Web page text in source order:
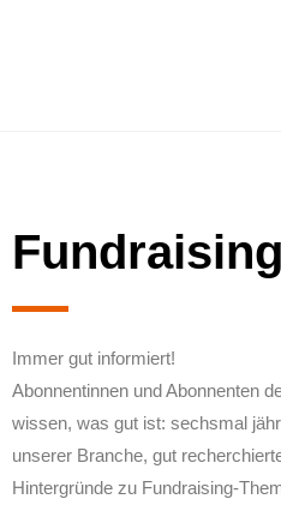
Immer gut informiert!
Abonnentinnen und Abonnenten
wissen, was gut ist: sechsmal
unserer Branche, gut
Hintergründe zu Fundraising-